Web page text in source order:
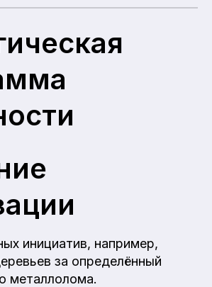
инициатив, например,
за определённый
металлолома.